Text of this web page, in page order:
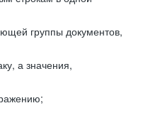
группы документов,
а значения,